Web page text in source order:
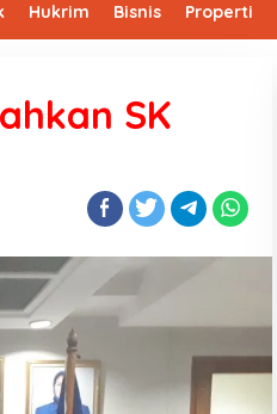
Hukrim Bisnis Properti
SK